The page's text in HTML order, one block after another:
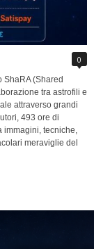
0
(Shared
tra astrofili e
attraverso grandi
493 ore di
immagini, tecniche,
meraviglie del